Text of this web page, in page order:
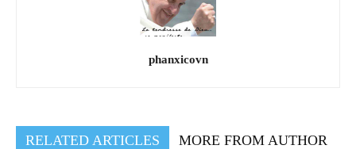
phanxicovn
RELATED ARTICLES MORE FROM AUTHOR